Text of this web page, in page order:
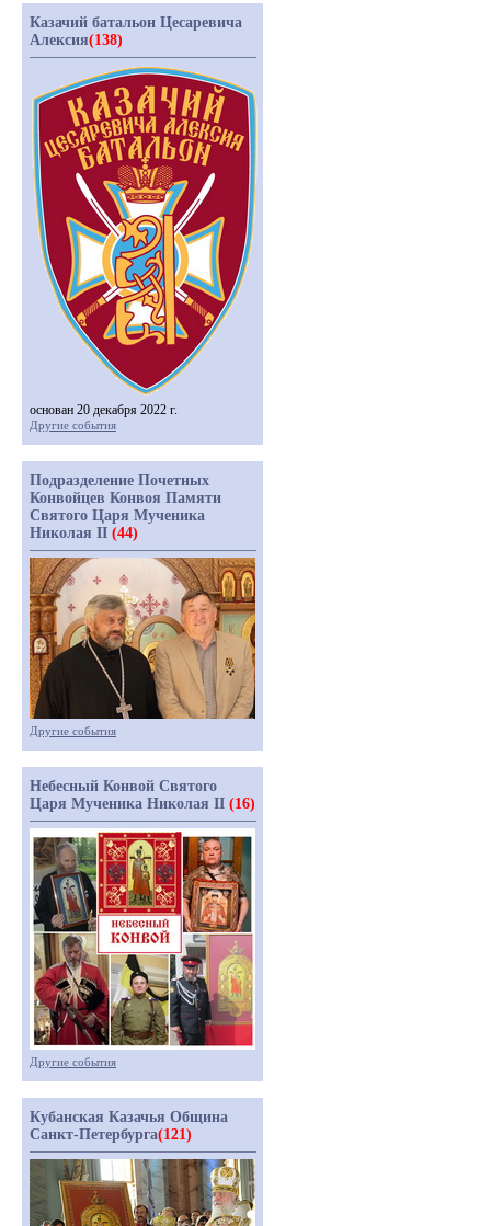
Казачий батальон Цесаревича
Алексия(138)
основан 20 декабря 2022 г.
Другие события
Подразделение Почетных
Конвойцев Конвоя Памяти
Святого Царя Мученика
Николая II (44)
Другие события
Небесный Конвой Святого
Царя Мученика Николая II (16)
Другие события
Кубанская Казачья Община
Санкт-Петербурга(121)